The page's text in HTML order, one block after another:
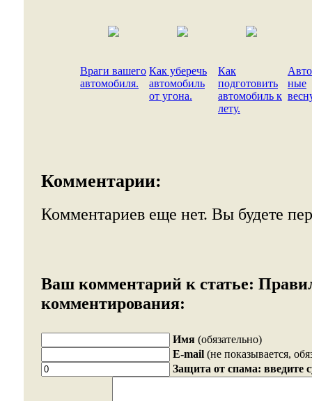
Враги вашего
автомобиля.
Как уберечь
автомобиль
от угона.
Как
подготовить
автомобиль к
лету.
ные
Комментарии:
Комментариев еще нет. Вы будете
Ваш комментарий к статье:
комментирования:
Имя (обязательно)
E-mail (не показывается,
Защита от спама: введите